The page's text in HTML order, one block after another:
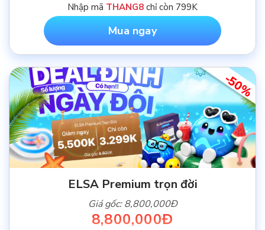
Nhập mã THANG8 chỉ còn 799K
Mua ngay
-50%
ELSA Premium trọn đời
Giá gốc: 8,800,000Đ
8,800,000Đ